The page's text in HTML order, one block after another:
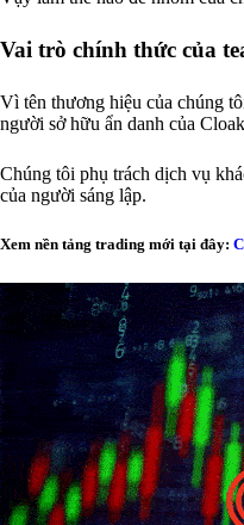
Vai trò chính thức của
Vì tên thương hiệu của chúng
người sở hữu ẩn danh của
Chúng tôi phụ trách dịch vụ
của người sáng lập.
Xem nền tảng trading mới tại đây: